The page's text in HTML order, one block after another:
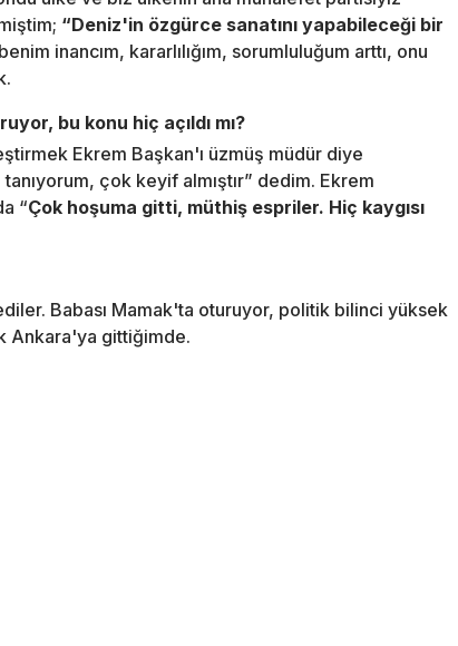
“Deniz'in özgürce sanatını yapabileceği bir
inancım, kararlılığım, sorumluluğum arttı, onu
bu konu hiç açıldı mı?
Ekrem Başkan'ı üzmüş müdür diye
çok keyif almıştır” dedim. Ekrem
“Çok hoşuma gitti, müthiş espriler. Hiç kaygısı
Babası Mamak'ta oturuyor, politik bilinci yüksek
Ankara'ya gittiğimde.